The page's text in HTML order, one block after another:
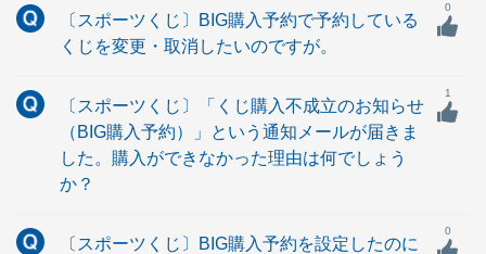
〔スポーツくじ〕BIG購入予約で予約している
くじを変更・取消したいのですが。
0
〔スポーツくじ〕「くじ購入不成立のお知らせ
（BIG購入予約）」という通知メールが届きま
した。購入ができなかった理由は何でしょう
か？
1
〔スポーツくじ〕BIG購入予約を設定したのに
0